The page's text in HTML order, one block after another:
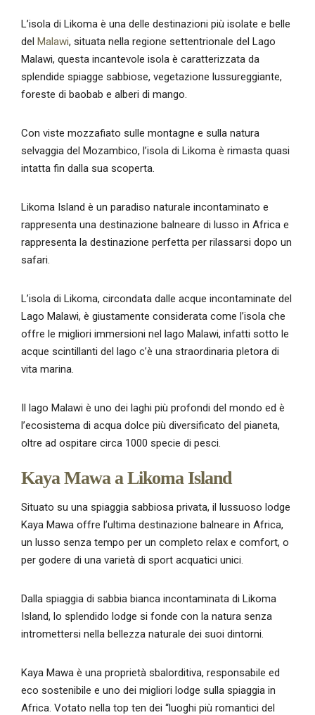
L’isola di Likoma è una delle destinazioni più isolate e belle
del Malawi, situata nella regione settentrionale del Lago
Malawi, questa incantevole isola è caratterizzata da
splendide spiagge sabbiose, vegetazione lussureggiante,
foreste di baobab e alberi di mango.
Con viste mozzafiato sulle montagne e sulla natura
selvaggia del Mozambico, l’isola di Likoma è rimasta quasi
intatta fin dalla sua scoperta.
Likoma Island è un paradiso naturale incontaminato e
rappresenta una destinazione balneare di lusso in Africa e
rappresenta la destinazione perfetta per rilassarsi dopo un
safari.
L’isola di Likoma, circondata dalle acque incontaminate del
Lago Malawi, è giustamente considerata come l’isola che
offre le migliori immersioni nel lago Malawi, infatti sotto le
acque scintillanti del lago c’è una straordinaria pletora di
vita marina.
Il lago Malawi è uno dei laghi più profondi del mondo ed è
l’ecosistema di acqua dolce più diversificato del pianeta,
oltre ad ospitare circa 1000 specie di pesci.
Kaya Mawa a Likoma Island
Situato su una spiaggia sabbiosa privata, il lussuoso lodge
Kaya Mawa offre l’ultima destinazione balneare in Africa,
un lusso senza tempo per un completo relax e comfort, o
per godere di una varietà di sport acquatici unici.
Dalla spiaggia di sabbia bianca incontaminata di Likoma
Island, lo splendido lodge si fonde con la natura senza
intromettersi nella bellezza naturale dei suoi dintorni.
Kaya Mawa è una proprietà sbalorditiva, responsabile ed
eco sostenibile e uno dei migliori lodge sulla spiaggia in
Africa. Votato nella top ten dei “luoghi più romantici del